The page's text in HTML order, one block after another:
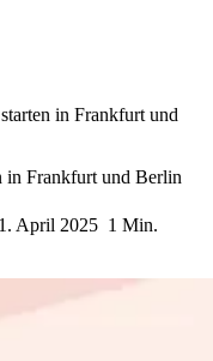
in Frankfurt und
in Frankfurt und Berlin
1. April 2025 1 Min.